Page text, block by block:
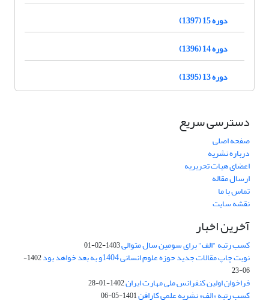
دوره 15 (1397)
دوره 14 (1396)
دوره 13 (1395)
دسترسی سریع
صفحه اصلی
درباره نشریه
اعضای هیات تحریریه
ارسال مقاله
تماس با ما
نقشه سایت
آخرین اخبار
کسب رتبه "الف" برای سومین سال متوالی1403-02-01
نوبت چاپ مقالات جدید حوزه علوم انسانی 1404و به بعد خواهد بود
1402-
06-23
فراخوان اولین کنفرانس ملی مهارت ایران1402-01-28
کسب رتبه «الف» نشریه علمی کارافن1401-05-06